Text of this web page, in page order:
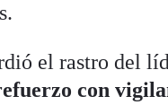
el rastro del
con